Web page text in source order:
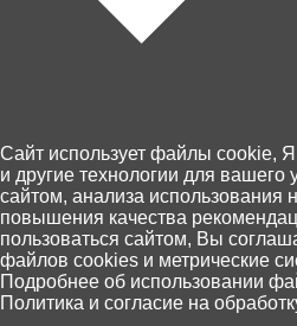
Товара нет в наличии
Доставка и
Возврат
Персональные
+7 (4012) 92
Главная Каталог Корзина
0
Cайт использует файлы cookie,
и другие технологии для вашего
сайтом, анализа использования
повышения качества
пользоваться сайтом, Вы
файлов cookies и метрические
Подробнее об использовании
Политика и согласие на